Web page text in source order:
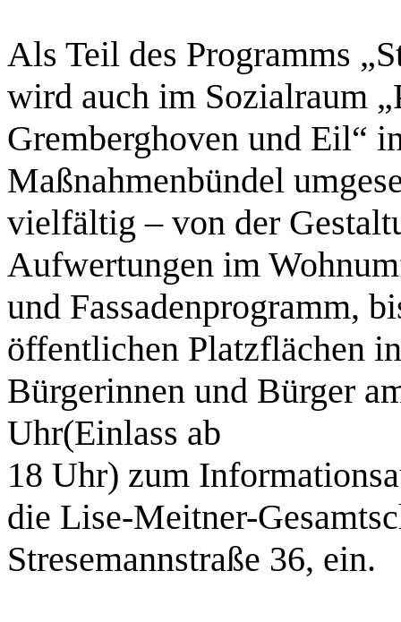
Als Teil des Programms
wird auch im Sozialraum
Gremberghoven und Eil“
Maßnahmenbündel
vielfältig – von der
Aufwertungen im
und Fassadenprogramm,
öffentlichen Platzflächen
Bürgerinnen und Bürger
Uhr(Einlass ab
18 Uhr) zum
die Lise-Meitner-
Stresemannstraße 36, ein.